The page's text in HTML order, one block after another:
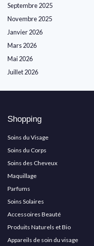
Septembre 2025
Novembre 2025
Janvier 2026
Mars 2026
Mai 2026
Juillet 2026
Shopping
Soins du Visage
Soins du Corps
Soins des Cheveux
Maquillage
Parfums
Soins Solaires
Accessoires Beauté
Produits Naturels et Bio
Appareils de soin du visage